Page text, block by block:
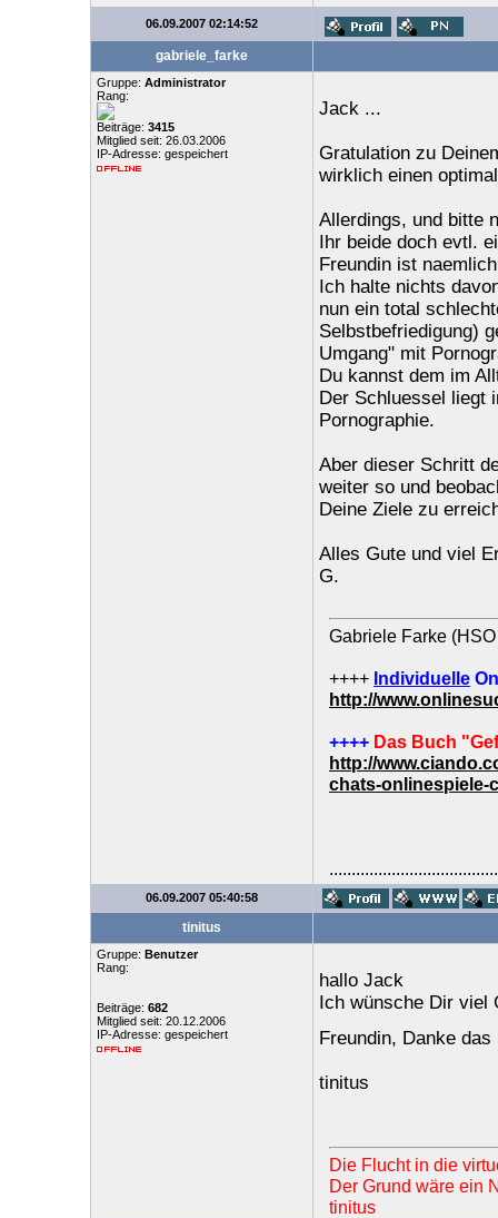
06.09.2007 02:14:52
gabriele_farke
Gruppe: Administrator
Rang:
Beiträge: 3415
Mitglied seit: 26.03.2006
IP-Adresse: gespeichert
Jack ...
Gratulation zu
wirklich einen
Allerdings, und bitte
Ihr beide doch evtl.
Freundin ist
Ich halte nichts
nun ein total
Selbstbefriedigung)
Umgang" mit
Du kannst dem im
Der Schluessel liegt
Pornographie.
Aber dieser Schritt
weiter so und
Deine Ziele zu
Alles Gute und viel
G.
Gabriele Farke (HSO
++++ Individuelle
http://
++++ Das Buch
http://
chats-onlinespiele-
06.09.2007 05:40:58
tinitus
Gruppe: Benutzer
Rang:
Beiträge: 682
Mitglied seit: 20.12.2006
IP-Adresse: gespeichert
hallo Jack
Ich wünsche Dir viel
Freundin, Danke
tinitus
Die Flucht in die
Der Grund wäre ein
tinitus